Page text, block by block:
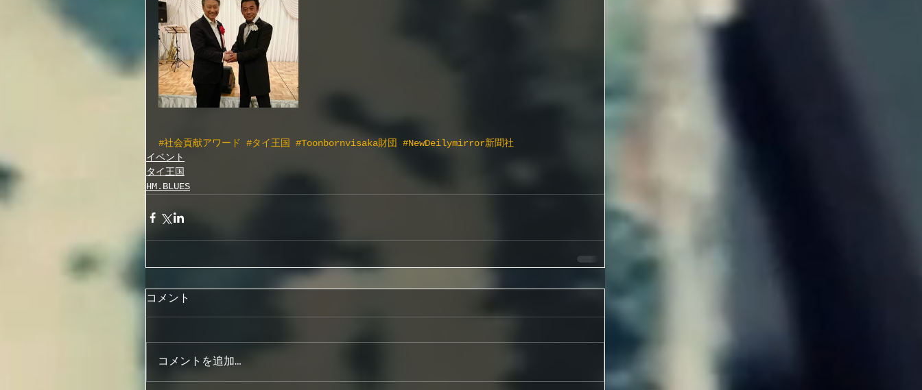
#社会貢献アワード #タイ王国 #Toonbornvisaka財団
#NewDeilymirror新聞社
イベント
タイ王国
HM.BLUES
コメント
コメントを追加…